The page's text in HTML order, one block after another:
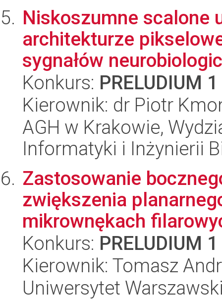
Niskoszumne scalone
architekturze
sygnałów
Konkurs: PRELUDIUM 1
Kierownik: dr Piotr
AGH w Krakowie,
Informatyki i Inżynierii
Zastosowanie
zwiększenia
mikrownękach
Konkurs: PRELUDIUM 1
Kierownik: Tomasz
Uniwersytet